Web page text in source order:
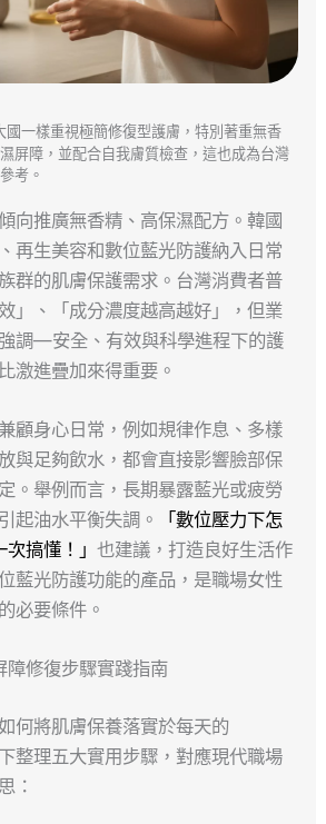
國一樣重視極簡修復型護膚，特別著重無香
屏障，並配合自我膚質檢查，這也成為台灣
考。
向推廣無香精、高保濕配方。韓國
再生美容和數位藍光防護納入日常
群的肌膚保護需求。台灣消費者普
」、「成分濃度越高越好」，但業
調—安全、有效與科學進程下的護
激進疊加來得重要。
顧身心日常，例如規律作息、多樣
與足夠飲水，都會直接影響臉部保
。舉例而言，長期暴露藍光或疲勞
起油水平衡失調。
「數位壓力下怎
次搞懂！」也建議，打造良好生活作
藍光防護功能的產品，是職場女性
必要條件。
障修復步驟實踐指南
何將肌膚保養落實於每天的
整理五大實用步驟，對應現代職場
：